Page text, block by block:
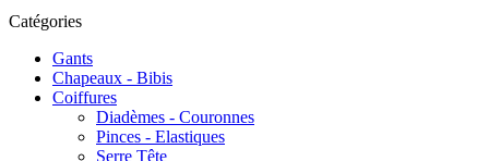
Catégories
Gants
Chapeaux - Bibis
Coiffures
Diadèmes - Couronnes
Pinces - Elastiques
Serre Tête